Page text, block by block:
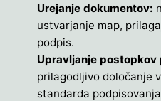
Urejanje dokumentov:
ustvarjanje map,
podpis.
Upravljanje postopkov
prilagodljivo določanje
standarda podpisovanja